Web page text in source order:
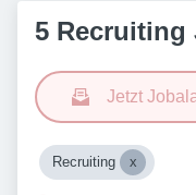
5 Recruiting
Jetzt
Recruiting